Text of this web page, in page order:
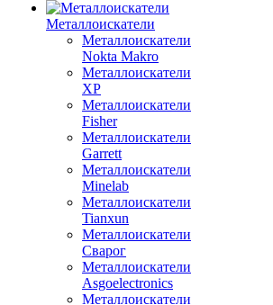
Металлоискатели
Металлоискатели
Nokta Makro
Металлоискатели
XP
Металлоискатели
Fisher
Металлоискатели
Garrett
Металлоискатели
Minelab
Металлоискатели
Tianxun
Металлоискатели
Сварог
Металлоискатели
Asgoelectronics
Металлоискатели